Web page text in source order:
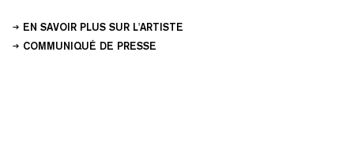
EN SAVOIR PLUS SUR L'ARTISTE
COMMUNIQUÉ DE PRESSE